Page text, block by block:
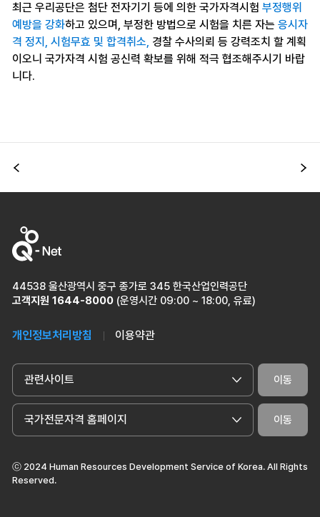
최근 우리공단은 첨단 전자기기 등에 의한 국가자격시험 부정행위
예방을 강화하고 있으며, 부정한 방법으로 시험을 치른 자는 응시자
격 정지, 시험무효 및 합격취소, 경찰 수사의뢰 등 강력조치 할 계획
이오니 국가자격 시험 공신력 확보를 위해 적극 협조해주시기 바랍
니다.
이전
44538 울산광역시 중구 종가로 345 한국산업인력공단
고객지원 1644-8000 (운영시간 09:00 ~ 18:00, 유료)
개인정보처리방침 이용약관
관련사이트 이동
국가전문자격 홈페이지 이동
ⓒ 2024 Human Resources Development Service of Korea. All Rights
Reserved.